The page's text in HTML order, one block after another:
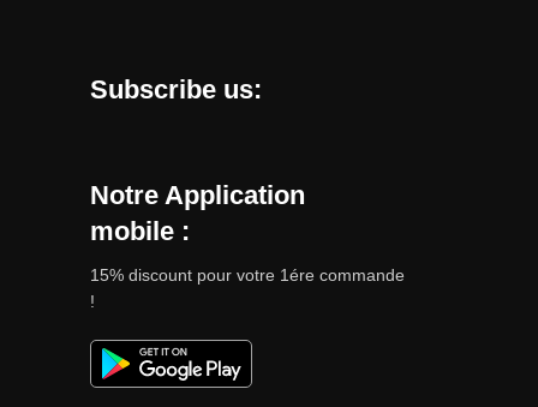
Subscribe us:
Notre Application
mobile :
15% discount pour votre 1ére commande
!